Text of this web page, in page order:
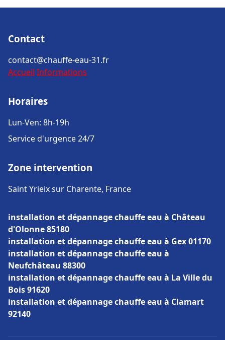
Contact
contact@chauffe-eau-31.fr
Accueil Informations
Horaires
Lun-Ven: 8h-19h
Service d'urgence 24/7
Zone intervention
Saint Yrieix sur Charente, France
installation et dépannage chauffe eau à Château
d'Olonne 85180
installation et dépannage chauffe eau à Gex 01170
installation et dépannage chauffe eau à
Neufchâteau 88300
installation et dépannage chauffe eau à La Ville du
Bois 91620
installation et dépannage chauffe eau à Clamart
92140